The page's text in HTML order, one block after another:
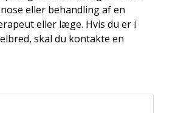
eller behandling af en
eller læge. Hvis du er i
skal du kontakte en